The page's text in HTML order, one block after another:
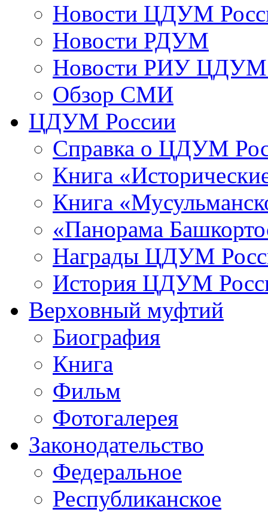
Новости ЦДУМ
Новости РДУМ
Новости РИУ ЦДУМ
Обзор СМИ
ЦДУМ России
Справка о ЦДУМ
Книга
Книга
«Панорама
Награды ЦДУМ
История ЦДУМ
Верховный муфтий
Биография
Книга
Фильм
Фотогалерея
Законодательство
Федеральное
Республиканское